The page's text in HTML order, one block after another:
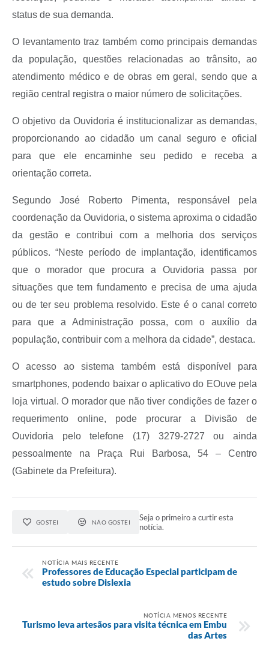
status de sua demanda.
O levantamento traz também como principais demandas
da população, questões relacionadas ao trânsito, ao
atendimento médico e de obras em geral, sendo que a
região central registra o maior número de solicitações.
O objetivo da Ouvidoria é institucionalizar as demandas,
proporcionando ao cidadão um canal seguro e oficial
para que ele encaminhe seu pedido e receba a
orientação correta.
Segundo José Roberto Pimenta, responsável pela
coordenação da Ouvidoria, o sistema aproxima o cidadão
da gestão e contribui com a melhoria dos serviços
públicos. “Neste período de implantação, identificamos
que o morador que procura a Ouvidoria passa por
situações que tem fundamento e precisa de uma ajuda
ou de ter seu problema resolvido. Este é o canal correto
para que a Administração possa, com o auxílio da
população, contribuir com a melhora da cidade”, destaca.
O acesso ao sistema também está disponível para
smartphones, podendo baixar o aplicativo do EOuve pela
loja virtual. O morador que não tiver condições de fazer o
requerimento online, pode procurar a Divisão de
Ouvidoria pelo telefone (17) 3279-2727 ou ainda
pessoalmente na Praça Rui Barbosa, 54 – Centro
(Gabinete da Prefeitura).
GOSTEI NÃO GOSTEI
Seja o primeiro a curtir esta
notícia.
NOTÍCIA MAIS RECENTE
Professores de Educação Especial participam de
estudo sobre Dislexia
NOTÍCIA MENOS RECENTE
Turismo leva artesãos para visita técnica em Embu
das Artes